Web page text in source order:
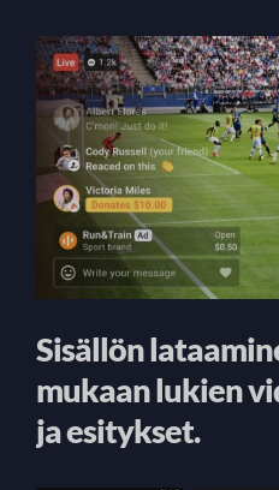
Sisällön
mukaan lukien
ja esitykset.